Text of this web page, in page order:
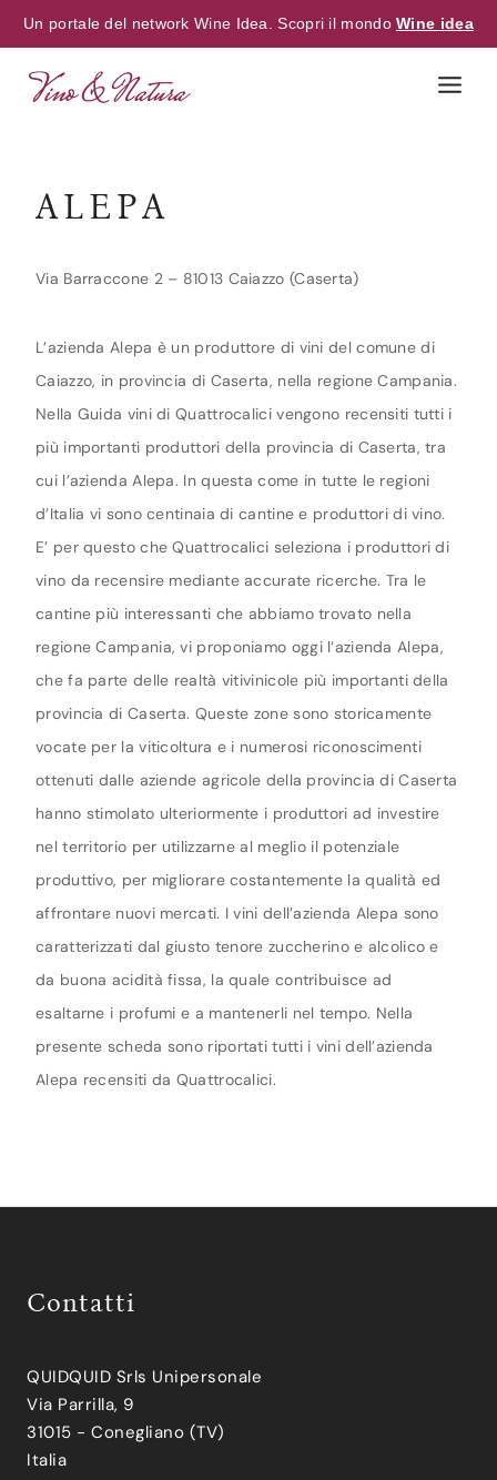
Un portale del network Wine Idea. Scopri il mondoWine idea
ALEPA
Via Barraccone 2 – 81013 Caiazzo (Caserta)
L’azienda Alepa è un produttore di vini del comune di
Caiazzo, in provincia di Caserta, nella regione Campania.
Nella Guida vini di Quattrocalici vengono recensiti tutti i
più importanti produttori della provincia di Caserta, tra
cui l’azienda Alepa. In questa come in tutte le regioni
d’Italia vi sono centinaia di cantine e produttori di vino.
E’ per questo che Quattrocalici seleziona i produttori di
vino da recensire mediante accurate ricerche. Tra le
cantine più interessanti che abbiamo trovato nella
regione Campania, vi proponiamo oggi l’azienda Alepa,
che fa parte delle realtà vitivinicole più importanti della
provincia di Caserta. Queste zone sono storicamente
vocate per la viticoltura e i numerosi riconoscimenti
ottenuti dalle aziende agricole della provincia di Caserta
hanno stimolato ulteriormente i produttori ad investire
nel territorio per utilizzarne al meglio il potenziale
produttivo, per migliorare costantemente la qualità ed
affrontare nuovi mercati. I vini dell’azienda Alepa sono
caratterizzati dal giusto tenore zuccherino e alcolico e
da buona acidità fissa, la quale contribuisce ad
esaltarne i profumi e a mantenerli nel tempo. Nella
presente scheda sono riportati tutti i vini dell’azienda
Alepa recensiti da Quattrocalici.
Contatti
QUIDQUID Srls Unipersonale
Via Parrilla, 9
31015 - Conegliano (TV)
Italia